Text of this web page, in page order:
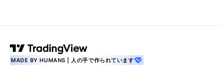
MADE BY HUMANS | 人の手で作られています